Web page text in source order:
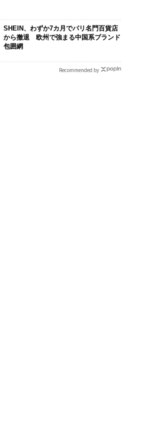
SHEIN、わずか7カ月でパリ名門百貨店
から撤退 欧州で強まる中国系ブランド
包囲網
Recommended by